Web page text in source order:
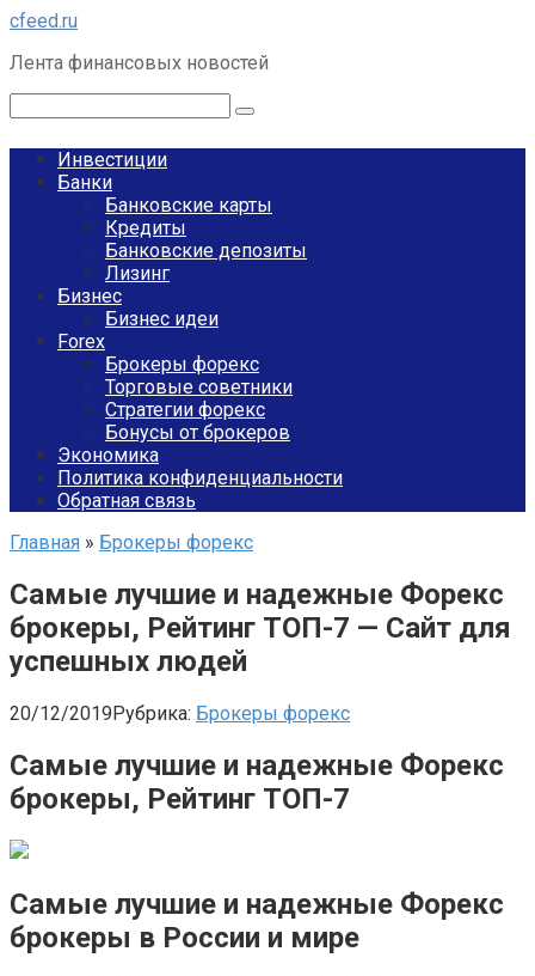
Перейти
контенту
cfeed.ru
Лента финансовых новостей
Инвестиции
Банки
Банковские карты
Кредиты
Банковские депозиты
Лизинг
Бизнес
Бизнес идеи
Forex
Брокеры форекс
Торговые советники
Стратегии форекс
Бонусы от брокеров
Экономика
Политика конфиденциальности
Обратная связь
Главная » Брокеры форекс
Самые лучшие и надежные Форекс
брокеры, Рейтинг ТОП-7 — Сайт для
успешных людей
20/12/2019Рубрика: Брокеры форекс
Самые лучшие и надежные Форекс
брокеры, Рейтинг ТОП-7
Самые лучшие и надежные Форекс
брокеры в России и мире